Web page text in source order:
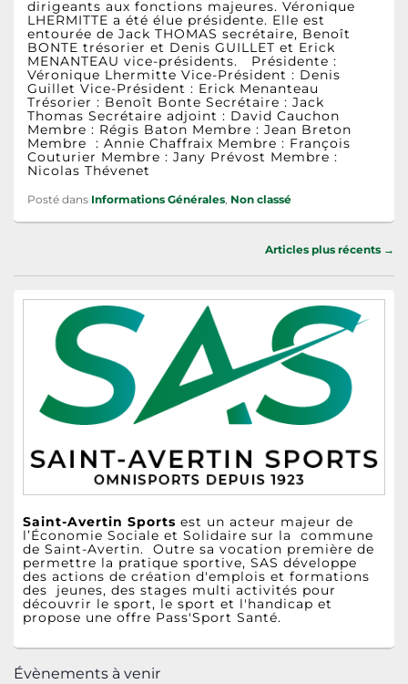
dirigeants aux fonctions majeures. Véronique
LHERMITTE a été élue présidente. Elle est
entourée de Jack THOMAS secrétaire, Benoît
BONTE trésorier et Denis GUILLET et Erick
MENANTEAU vice-présidents. Présidente :
Véronique Lhermitte Vice-Président : Denis
Guillet Vice-Président : Erick Menanteau
Trésorier : Benoît Bonte Secrétaire : Jack
Thomas Secrétaire adjoint : David Cauchon
Membre : Régis Baton Membre : Jean Breton
Membre : Annie Chaffraix Membre : François
Couturier Membre : Jany Prévost Membre :
Nicolas Thévenet
Posté dans Informations Générales Non classé
les
articles
Articles plus récents →
Zone
principale
latérale
Saint-Avertin Sports est un acteur majeur de
l’Économie Sociale et Solidaire sur la commune
de Saint-Avertin. Outre sa vocation première de
permettre la pratique sportive, SAS développe
des actions de création d'emplois et formations
des jeunes, des stages multi activités pour
découvrir le sport, le sport et l'handicap et
propose une offre Pass'Sport Santé.
Évènements à venir